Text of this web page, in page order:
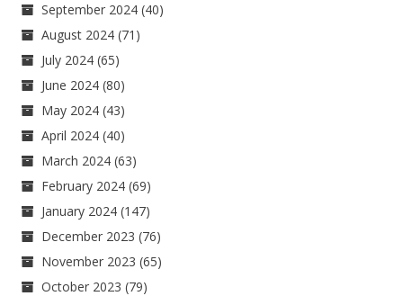
September 2024 (40)
August 2024 (71)
July 2024 (65)
June 2024 (80)
May 2024 (43)
April 2024 (40)
March 2024 (63)
February 2024 (69)
January 2024 (147)
December 2023 (76)
November 2023 (65)
October 2023 (79)